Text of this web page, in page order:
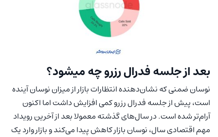
بعد از جلسه فدرال رزرو چه میشود؟
نوسان ضمنی که نشان‌دهنده انتظارات بازار از میزان نوسان آینده
است، پیش از جلسه فدرال رزرو کمی افزایش داشت اما اکنون
آرام‌تر شده است. در سال‌های گذشته معمولا بعد از آخرین رویداد
مهم اقتصادی سال، نوسان بازار کاهش پیدا می‌کند و بازار وارد یک